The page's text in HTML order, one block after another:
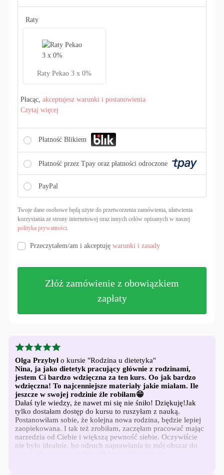
Raty
Raty Pekao 3 x 0%
Płacąc,akceptujesz warunki i postanowienia
Czytaj więcej
Płatność Blikiem
Płatność przez Tpay oraz płatności odroczone
PayPal
Twoje dane osobowe będą użyte do przetworzenia zamówienia, ułatwienia
korzystania ze strony internetowej oraz innych celów opisanych w naszej
polityka prywatności.
Przeczytałem/am i akceptujęwarunki i zasady
Złóż zamówienie z obowiązkiem
zapłaty
Nazwa użytkownika lub adres e-mail
Hasło
Zapamiętaj
mnie
Olga Przybył o kursie "Rodzina u dietetyka"
Nina, ja jako dietetyk pracujący głównie z rodzinami,
jestem Ci bardzo wdzięczna za ten kurs. Oo jak bardzo
wdzięczna! To najcenniejsze materiały jakie miałam. Ile
jeszcze w swojej rodzinie źle robiłam😁
Dałaś tyle wiedzy, że nawet mi się nie śniło! Dziękuję!Jak
tylko dostałam dostęp do kursu to ruszyłam z nauką.
Postanowiłam sobie, że kolejna nowa rodzina, będzie lepiej
zaopiekowana. I tak też zrobiłam, zaczęłam pracować mając
narzedzia od Ciebie i większą pewność siebie. Oczywiście
nie było idealnie, bo odruch naprawiania to mój obszar do